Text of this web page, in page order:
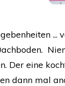
...
Der eine
dann mal